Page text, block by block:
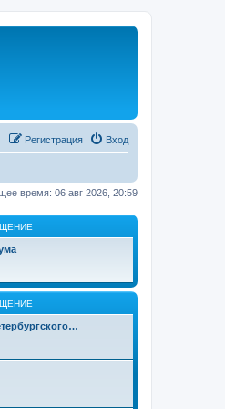
Вход
Регистрация
время: 06 авг 2026, 20:59